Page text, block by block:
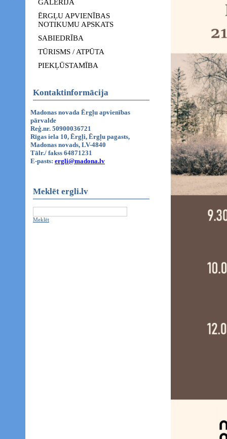
GALERIJA
ĒRGĻU APVIENĪBAS
NOTIKUMU APSKATS
SABIEDRĪBA
TŪRISMS / ATPŪTA
PIEKĻŪSTAMĪBA
Kontaktinformācija
Madonas novada Ērgļu apvienības
pārvalde
Reģ.nr. 50900036721
Rīgas iela 10, Ērgļi, Ērgļu pagasts,
Madonas novads, LV-4840
Tālr./ fakss 64871231
E-pasts: ergli@madona.lv
Meklēt ergli.lv
Meklēt